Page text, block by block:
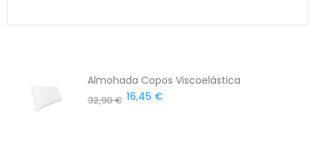
Almohada Copos Viscoelástica
32,90 € 16,45 €